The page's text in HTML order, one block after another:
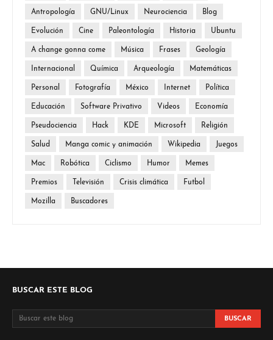
Antropología GNU/Linux Neurociencia Blog
Evolución Cine Paleontología Historia Ubuntu
A change gonna come Música Frases Geología
Internacional Química Arqueología Matemáticas
Personal Fotografía México Internet Política
Educación Software Privativo Videos Economía
Pseudociencia Hack KDE Microsoft Religión
Salud Manga comic y animación Wikipedia Juegos
Mac Robótica Ciclismo Humor Memes
Premios Televisión Crisis climática Futbol
Mozilla Buscadores
BUSCAR ESTE BLOG